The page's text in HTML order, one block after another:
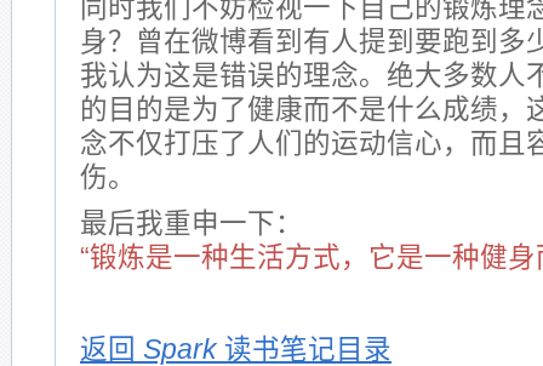
同时我们不妨检视一下自己的锻炼理
身？曾在微博看到有人提到要跑到多
我认为这是错误的理念。绝大多数人
的目的是为了健康而不是什么成绩，
念不仅打压了人们的运动信心，而且
伤。
最后我重申一下：
“锻炼是一种生活方式，它是一种健身
返回 Spark 读书笔记目录